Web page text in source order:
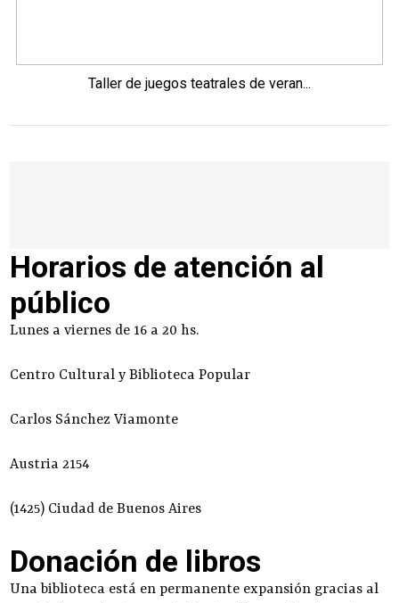
Taller de juegos teatrales de veran...
Horarios de atención al
público
Lunes a viernes de 16 a 20 hs.
Centro Cultural y Biblioteca Popular
Carlos Sánchez Viamonte
Austria 2154
(1425) Ciudad de Buenos Aires
Donación de libros
Una biblioteca está en permanente expansión gracias al